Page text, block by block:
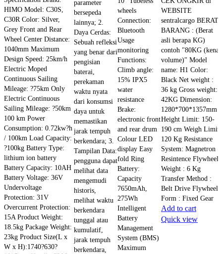
HIMO Model: C30S,
C30R Color: Silver,
Grey Front and Rear
Wheel Center Distance:
1040mm Maximum
Design Speed: 25km/h
Electric Moped
Continuous Sailing
Mileage: ?75km Only
Electric Continuous
Sailing Mileage: ?50km
100 km Power
Consumption: 0.72kw?h
/ 100km Load Capacity:
?100kg Battery Type:
lithium ion battery
Battery Capacity: 10AH
Battery Voltage: 36V
Undervoltage
Protection: 31V
Overcurrent Protection:
15A Product Weight:
18.5kg Package Weight:
23kg Product Size(L x
W x H):1740?630?
parameter
bersepeda
lainnya; 2.
Daya Cerdas:
Sebuah refleksi
yang benar dari
pengisian
baterai,
perekaman
waktu nyata
dari konsumsi
daya untuk
memastikan
jarak tempuh
berkendara; 3.
Tampilan Data:
pengguna dapat
melihat data
mengemudi
historis,
melihat waktu
berkendara
tunggal atau
kumulatif,
jarak tempuh
berkendara,
wheels
Connection:
Bluetooth
Usage
monitoring
Functions:
Climb angle:
15% IPX5
water
resistance
Brake:
electronic front
and rear drum
Colour LED
display Easy
fold Ring
Battery:
Capacity
7650mAh,
275Wh
Intelligent
Battery
Management
System (BMS)
Maximum
WEBSITE
sentralcargo BERAT
BARANG : (Berat
asli berapa KG)
contoh "80KG (kena
volume)" Model
name: H1 Color:
Black Net weight :
36 kg Gross weight:
42KG Dimension:
1280*700*1357mm
Height Limit: 150-
190 cm Weigh Limit:
120 Kg Resistance
System: Magnetron
Resintence Flywheel
Weight : 6 Kg
Transfer Method :
Belt Drive Flywheel
Form : Fixed Gear
Add to cart
Quick view